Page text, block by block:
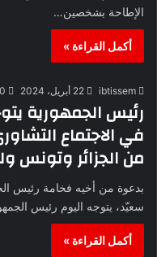
الإطاحة بشخصين…
أكمل القراءة »
ibtissem 22 أبريل، 2024 0
رئيس الجمهورية
في الاجتماع
من الجزائر وتونس
بدعوة من أخيه فخامة رئيس
سعيّد، يتوجه اليوم رئيس
أكمل القراءة »